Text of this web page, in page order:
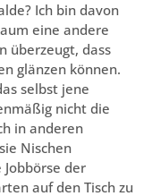
Ich bin davon
eine andere
überzeugt, dass
glänzen können.
selbst jene
nicht die
in anderen
Nischen
der
auf den Tisch zu